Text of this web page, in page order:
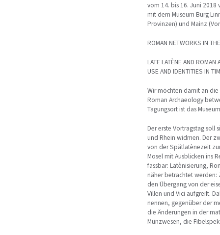
vom 14. bis 16. Juni
mit dem Museum Burg
Provinzen) und Mainz
ROMAN NETWORKS IN
LATE LATÈNE AND
USE AND IDENTITIES IN
Wir möchten damit an die
Roman Archaeology
Tagungsort ist das
Der erste Vortragstag soll
und Rhein widmen. Der
von der Spätlatènezeit
Mosel mit Ausblicken ins
fassbar: Latènisierung,
näher betrachtet werden:
den Übergang von der
Villen und Vici aufgreift.
nennen, gegenüber der
die Änderungen in der
Münzwesen, die